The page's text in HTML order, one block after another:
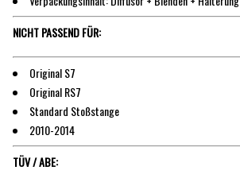
NICHT PASSEND FÜR:
Original S7
Original RS7
Standard Stoßstange
2010-2014
TÜV / ABE: